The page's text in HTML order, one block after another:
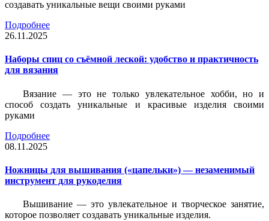
создавать уникальные вещи своими руками
Подробнее
26.11.2025
Наборы спиц со съёмной леской: удобство и практичность
для вязания
Вязание — это не только увлекательное хобби, но и
способ создать уникальные и красивые изделия своими
руками
Подробнее
08.11.2025
Ножницы для вышивания («цапельки») — незаменимый
инструмент для рукоделия
Вышивание — это увлекательное и творческое занятие,
которое позволяет создавать уникальные изделия.